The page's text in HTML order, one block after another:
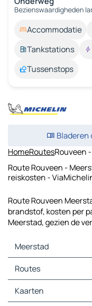
Bezienswaardigheden
Accommodatie
Tankstations
Tussenstops
Bladeren
HomeRoutesRouveen
Route Rouveen -
reiskosten -
Route Rouveen
brandstof, kosten per
Meerstad, gezien de
Meerstad
Meerstad Kaarten
Meerstad Verkeer
Meerstad Hotels
Meerstad Restaurants
Routes
Routes Meerstad -
Routes Meerstad -
Kaarten